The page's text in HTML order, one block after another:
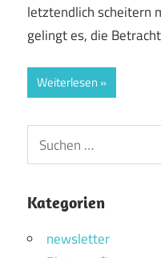
letztendlich scheitern
gelingt es, die
Weiterlesen
Suchen
nach:
Kategorien
newsletter